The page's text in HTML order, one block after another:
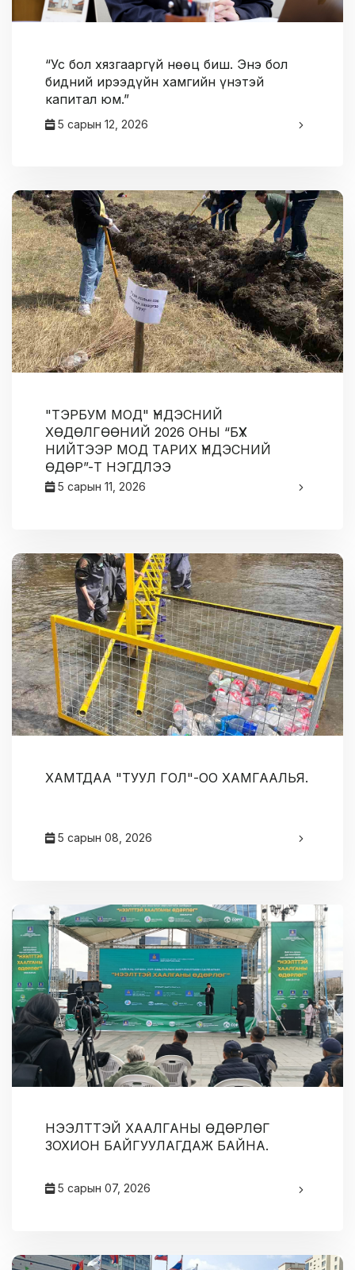
“Ус бол хязгааргүй нөөц биш. Энэ бол
бидний ирээдүйн хамгийн үнэтэй
капитал юм.”
5 сарын 12, 2026
"ТЭРБУМ МОД" ҮНДЭСНИЙ
ХӨДӨЛГӨӨНИЙ 2026 ОНЫ “БҮХ
НИЙТЭЭР МОД ТАРИХ ҮНДЭСНИЙ
ӨДӨР”-Т НЭГДЛЭЭ
5 сарын 11, 2026
ХАМТДАА "ТУУЛ ГОЛ"-ОО ХАМГААЛЬЯ.
5 сарын 08, 2026
НЭЭЛТТЭЙ ХААЛГАНЫ ӨДӨРЛӨГ
ЗОХИОН БАЙГУУЛАГДАЖ БАЙНА.
5 сарын 07, 2026